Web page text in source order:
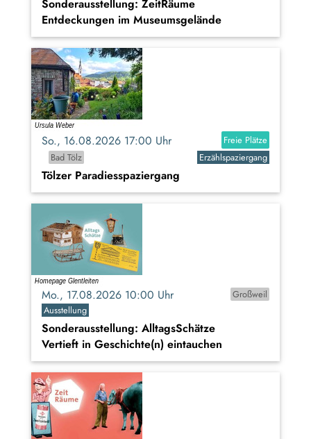
Sonderausstellung: ZeitRäume
Entdeckungen im Museumsgelände
So., 16.08.2026 17:00 Uhr
Freie Plätze
Bad Tölz
Erzählspaziergang
Tölzer Paradiesspaziergang
Mo., 17.08.2026 10:00 Uhr
Großweil
Ausstellung
Sonderausstellung: AlltagsSchätze
Vertieft in Geschichte(n) eintauchen